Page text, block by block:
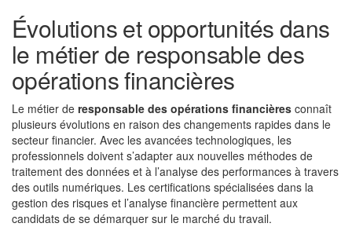
Évolutions et opportunités dans
le métier de responsable des
opérations financières
Le métier de responsable des opérations financières connaît
plusieurs évolutions en raison des changements rapides dans le
secteur financier. Avec les avancées technologiques, les
professionnels doivent s’adapter aux nouvelles méthodes de
traitement des données et à l’analyse des performances à travers
des outils numériques. Les certifications spécialisées dans la
gestion des risques et l’analyse financière permettent aux
candidats de se démarquer sur le marché du travail.